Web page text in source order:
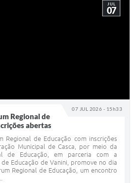
07 JUL 2026 - 15h33
JUL
07
Regional de
abertas
Regional de Educação com inscrições
Municipal de Casca, por meio da
de Educação, em parceria com a
Educação de Vanini, promove no dia
Regional de Educação, um encontro